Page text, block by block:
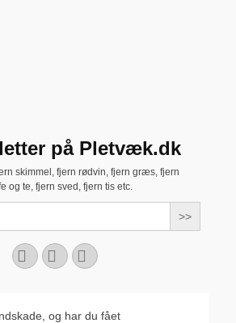
på Pletvæk.dk
skimmel, fjern rødvin, fjern græs, fjern
og te, fjern sved, fjern tis etc.
Facebook
YouTubeInstagram
og har du fået